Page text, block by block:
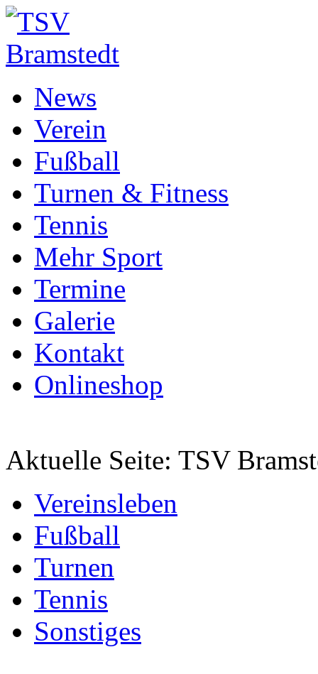
News
Verein
Fußball
Turnen & Fitness
Tennis
Mehr Sport
Termine
Galerie
Kontakt
Onlineshop
Aktuelle Seite: TSV
Vereinsleben
Fußball
Turnen
Tennis
Sonstiges